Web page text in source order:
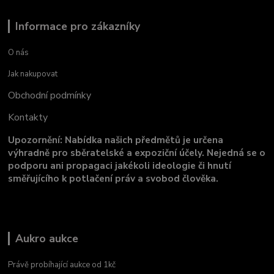
Informace pro zákazníky
O nás
Jak nakupovat
Obchodní podmínky
Kontakty
Upozornění: Nabídka našich předmětů je určena
výhradně pro sběratelské a expoziční účely. Nejedná se o
podporu ani propagaci jakékoli ideologie či hnutí
směřujícího k potlačení práv a svobod člověka.
Aukro aukce
Právě probíhající aukce od 1kč